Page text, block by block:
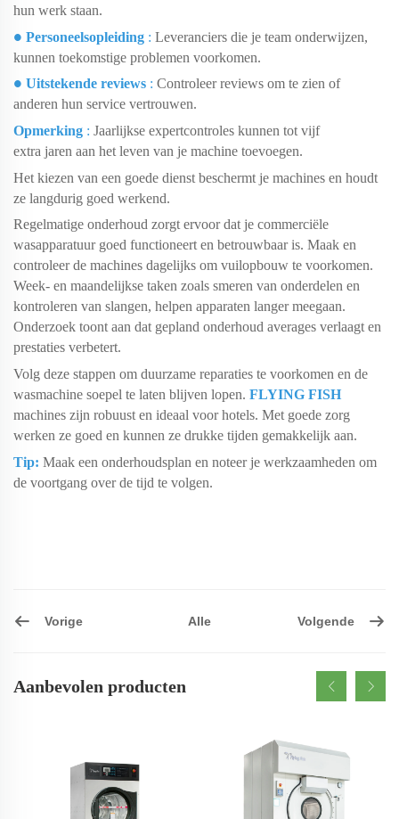
hun werk staan.
● Personeelsopleiding : Leveranciers die je team onderwijzen,
kunnen toekomstige problemen voorkomen.
● Uitstekende reviews : Controleer reviews om te zien of
anderen hun service vertrouwen.
Opmerking : Jaarlijkse expertcontroles kunnen tot vijf
extra jaren aan het leven van je machine toevoegen.
Het kiezen van een goede dienst beschermt je machines en houdt
ze langdurig goed werkend.
Regelmatige onderhoud zorgt ervoor dat je commerciële
wasapparatuur goed functioneert en betrouwbaar is. Maak en
controleer de machines dagelijks om vuilopbouw te voorkomen.
Week- en maandelijkse taken zoals smeren van onderdelen en
kontroleren van slangen, helpen apparaten langer meegaan.
Onderzoek toont aan dat gepland onderhoud averages verlaagt en
prestaties verbetert.
Volg deze stappen om duurzame reparaties te voorkomen en de
wasmachine soepel te laten blijven lopen. FLYING FISH
machines zijn robuust en ideaal voor hotels. Met goede zorg
werken ze goed en kunnen ze drukke tijden gemakkelijk aan.
Tip: Maak een onderhoudsplan en noteer je werkzaamheden om
de voortgang over de tijd te volgen.
Vorige Alle Volgende
Aanbevolen producten